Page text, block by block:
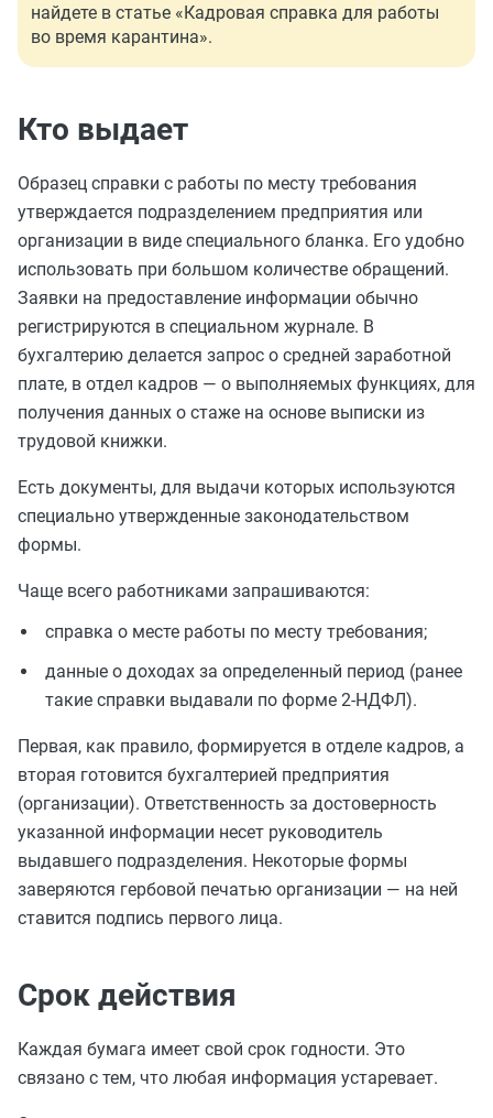
найдете в статье «Кадровая справка для работы
во время карантина».
Кто выдает
Образец справки с работы по месту требования
утверждается подразделением предприятия или
организации в виде специального бланка. Его удобно
использовать при большом количестве обращений.
Заявки на предоставление информации обычно
регистрируются в специальном журнале. В
бухгалтерию делается запрос о средней заработной
плате, в отдел кадров — о выполняемых функциях, для
получения данных о стаже на основе выписки из
трудовой книжки.
Есть документы, для выдачи которых используются
специально утвержденные законодательством
формы.
Чаще всего работниками запрашиваются:
справка о месте работы по месту требования;
данные о доходах за определенный период (ранее
такие справки выдавали по форме 2-НДФЛ).
Первая, как правило, формируется в отделе кадров, а
вторая готовится бухгалтерией предприятия
(организации). Ответственность за достоверность
указанной информации несет руководитель
выдавшего подразделения. Некоторые формы
заверяются гербовой печатью организации — на ней
ставится подпись первого лица.
Срок действия
Каждая бумага имеет свой срок годности. Это
связано с тем, что любая информация устаревает.